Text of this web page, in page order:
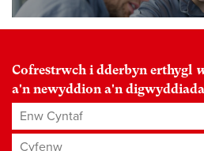
Cofrestrwch i dderbyn erthygl
a'n newyddion a'n
Enw Cyntaf
Cyfenw